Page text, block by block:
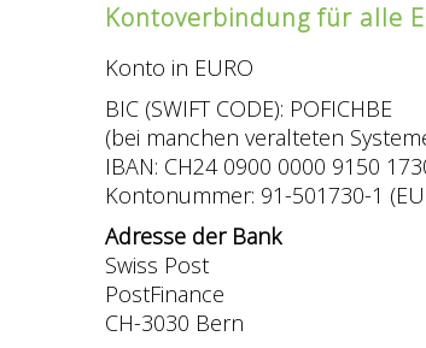
Kontoverbindung für alle
Konto in EURO
BIC (SWIFT CODE): POFICHBE
(bei manchen veralteten
IBAN: CH24 0900 0000 9150
Kontonummer: 91-501730-1
Adresse der Bank
Swiss Post
PostFinance
CH-3030 Bern